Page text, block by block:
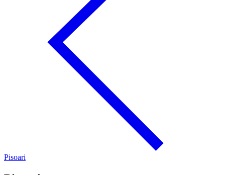
Pisoari